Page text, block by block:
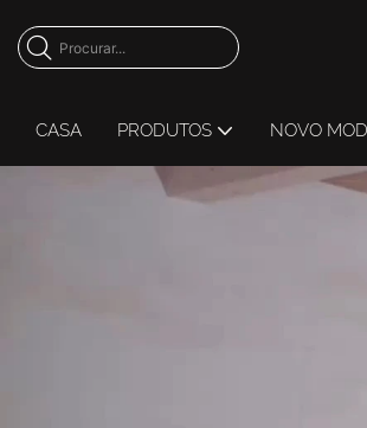
CASA PRODUTOS NOVO